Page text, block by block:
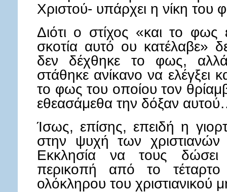
Χριστού- υπάρχει η νίκη του
Διότι ο στίχος «και το φως
σκοτία αυτό ου κατέλαβε»
δεν δέχθηκε το φως,
στάθηκε ανίκανο να ελέγξει
το φως του οποίου τον
εθεασάμεθα την δόξαν
Ίσως, επίσης, επειδή η
στην ψυχή των
Εκκλησία να τους δώσει
περικοπή από το
ολόκληρου του χριστιανικού